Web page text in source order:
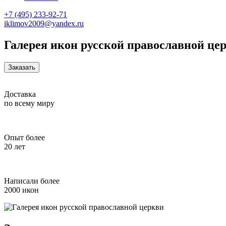
+7 (495) 233-92-71
iklimov2009@yandex.ru
Галерея икон русской православной
Заказать
Доставка
по всему миру
Опыт более
20 лет
Написали более
2000 икон